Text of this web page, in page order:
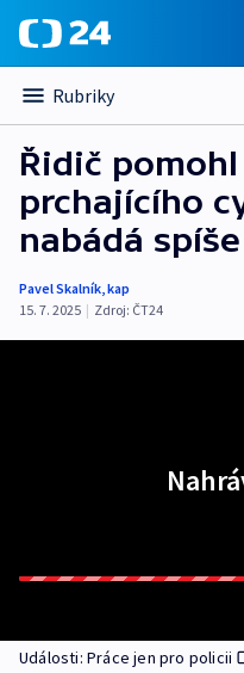
Rubriky
Řidič
prchajícího
nabádá
Pavel Skalník,kap
15. 7. 2025 | Zdroj: ČT24
Události: Práce jen pro policii